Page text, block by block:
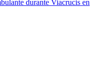
durante Viacrucis en